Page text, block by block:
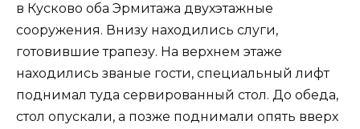
в Кусково оба Эрмитажа двухэтажные
сооружения. Внизу находились слуги,
готовившие трапезу. На верхнем этаже
находились званые гости, специальный лифт
поднимал туда сервированный стол. До обеда,
стол опускали, а позже поднимали опять вверх